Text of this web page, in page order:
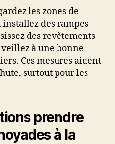
les zones de
des rampes
des revêtements
à une bonne
Ces mesures aident
surtout pour les
prendre
à la